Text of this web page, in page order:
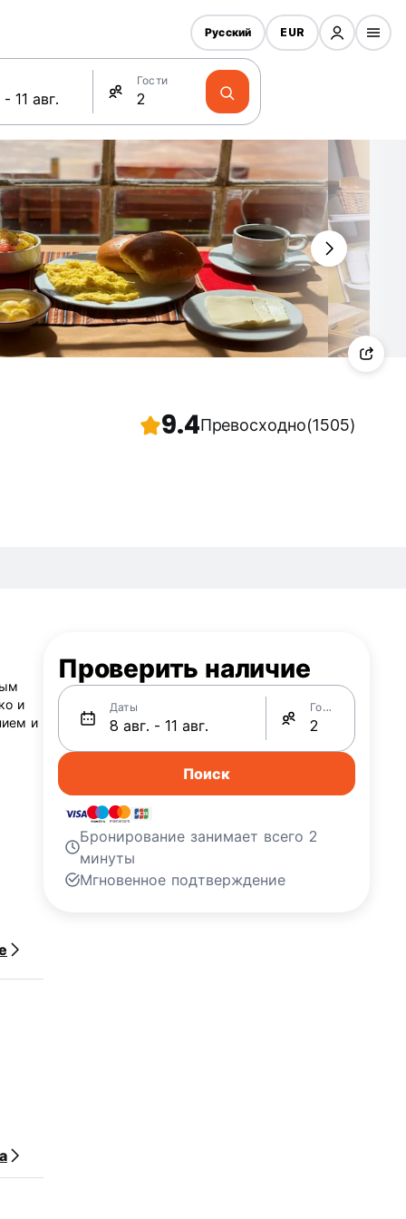
Гости
Русский EUR
9.4Превосходно(1505)
и
и
Проверить наличие
Даты Гости
Поиск
Бронирование занимает всего 2
минуты
Мгновенное подтверждение